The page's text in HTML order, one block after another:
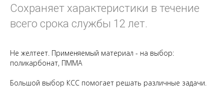
Сохраняет характеристики в течение
всего срока службы 12 лет.
Не желтеет. Применяемый материал - на выбор:
поликарбонат, ПММА
Большой выбор КСС помогает решать различные задачи.